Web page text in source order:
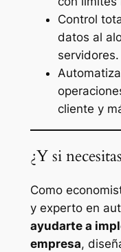
Control
datos al
servidores.
cliente y
¿Y si
Como
y experto en
ayudarte a
empresa,